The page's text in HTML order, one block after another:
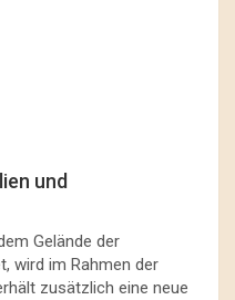
und
Gelände der
wird im Rahmen der
zusätzlich eine neue